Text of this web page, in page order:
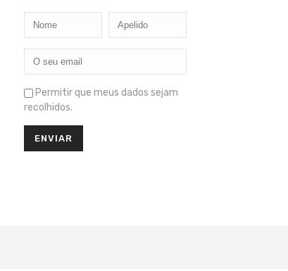
Permitir que meus dados sejam
recolhidos.